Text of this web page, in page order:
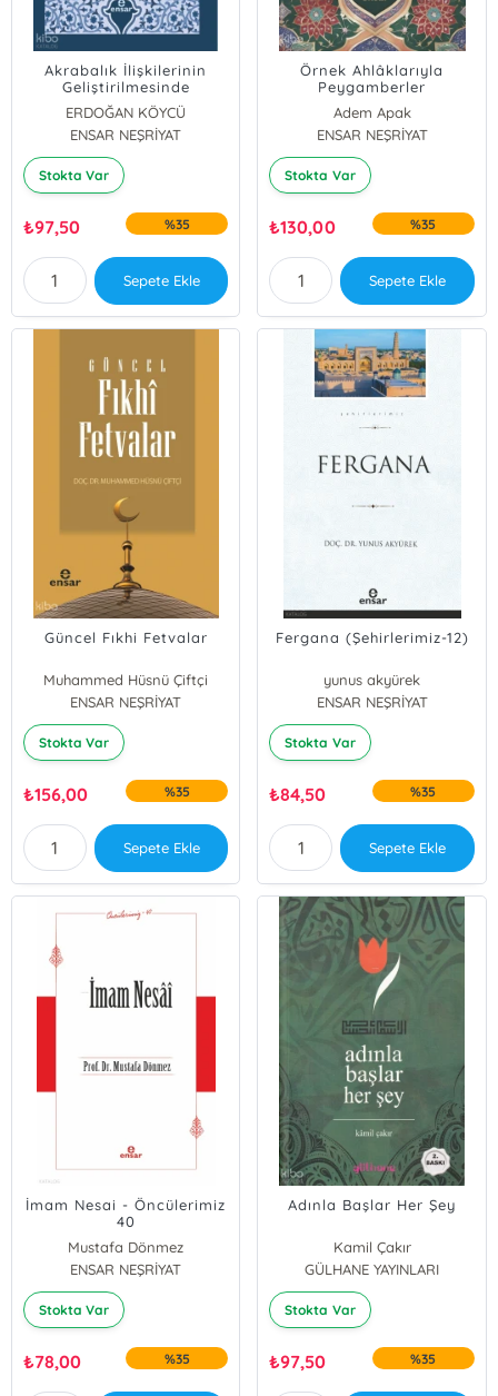
Akrabalık İlişkilerinin
Geliştirilmesinde
Hadislerin Rolü
ERDOĞAN KÖYCÜ
Sadiye Ekinci
ENSAR NEŞRİYAT
Stokta Var
₺97,50 %35
Sepete Ekle
Örnek Ahlâklarıyla
Peygamberler
Adem Apak
ENSAR NEŞRİYAT
Stokta Var
₺130,00 %35
Sepete Ekle
Güncel Fıkhi Fetvalar
Muhammed Hüsnü Çiftçi
ENSAR NEŞRİYAT
Stokta Var
₺156,00 %35
Sepete Ekle
Fergana (Şehirlerimiz-12)
yunus akyürek
ENSAR NEŞRİYAT
Stokta Var
₺84,50 %35
Sepete Ekle
İmam Nesai - Öncülerimiz
40
Mustafa Dönmez
ENSAR NEŞRİYAT
Stokta Var
₺78,00 %35
Adınla Başlar Her Şey
Kamil Çakır
GÜLHANE YAYINLARI
Stokta Var
₺97,50 %35